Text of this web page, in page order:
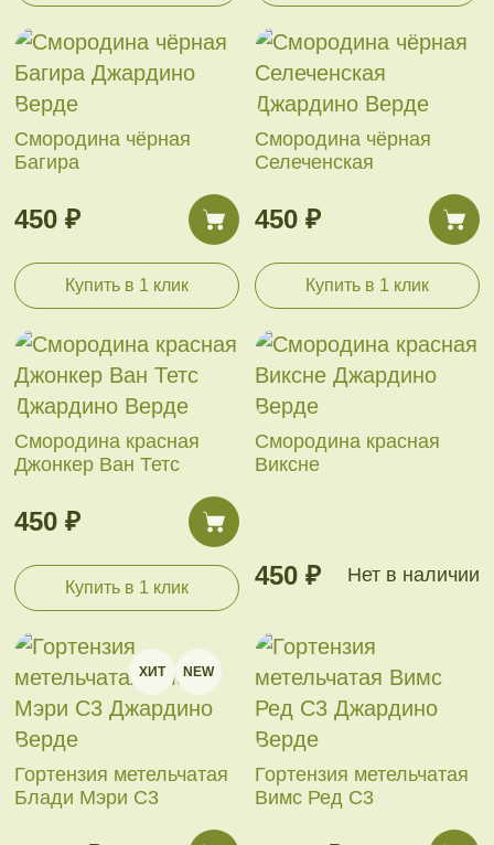
Смородина чёрная
Багира
450 ₽
Купить в 1 клик
Смородина чёрная
Селеченская
450 ₽
Купить в 1 клик
Смородина красная
Джонкер Ван Тетс
450 ₽
Купить в 1 клик
Смородина красная
Виксне
450 ₽ Нет в наличии
ХИТ NEW
Гортензия метельчатая
Блади Мэри С3
Гортензия метельчатая
Вимс Ред С3